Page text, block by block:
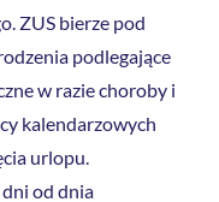
ZUS bierze pod
podlegające
w razie choroby i
kalendarzowych
urlopu.
dni od dnia